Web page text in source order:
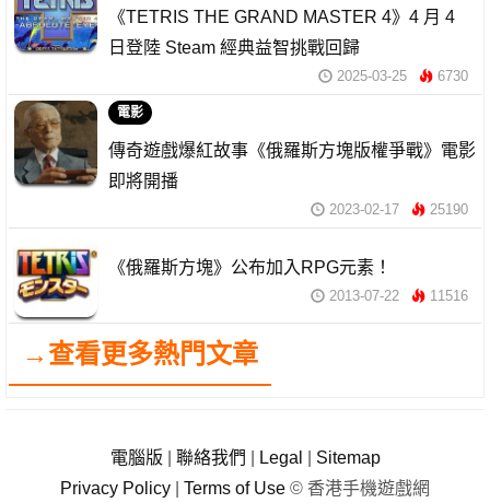
《TETRIS THE GRAND MASTER 4》4 月 4
日登陸 Steam 經典益智挑戰回歸
2025-03-25 6730
電影
傳奇遊戲爆紅故事《俄羅斯方塊版權爭戰》電影
即將開播
2023-02-17 25190
《俄羅斯方塊》公布加入RPG元素！
2013-07-22 11516
→查看更多熱門文章
電腦版 聯絡我們 Legal
Sitemap
Privacy Policy
Terms of Use © 香港手機遊戲網